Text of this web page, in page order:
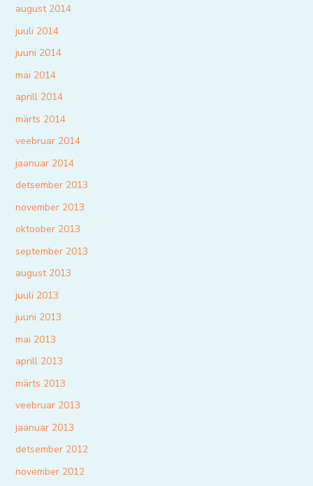
august 2014
juuli 2014
juuni 2014
mai 2014
aprill 2014
märts 2014
veebruar 2014
jaanuar 2014
detsember 2013
november 2013
oktoober 2013
september 2013
august 2013
juuli 2013
juuni 2013
mai 2013
aprill 2013
märts 2013
veebruar 2013
jaanuar 2013
detsember 2012
november 2012